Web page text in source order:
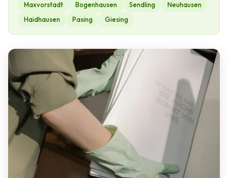
Maxvorstadt
Bogenhausen Sendling
Neuhausen
Haidhausen
Pasing Giesing